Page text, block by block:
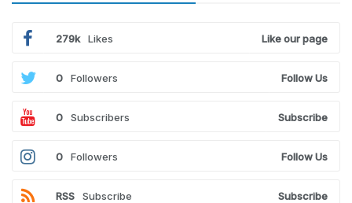
279k Likes Like our page
0 Followers Follow Us
0 Subscribers Subscribe
0 Followers Follow Us
RSS Subscribe Subscribe